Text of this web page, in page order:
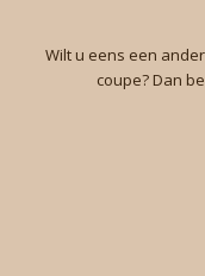
Wilt u eens een
coupe? Dan